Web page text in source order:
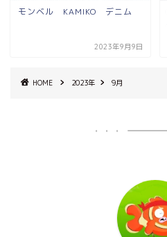
モンベル KAMIKO デニム
2023年9月9日
HOME 2023年 9月